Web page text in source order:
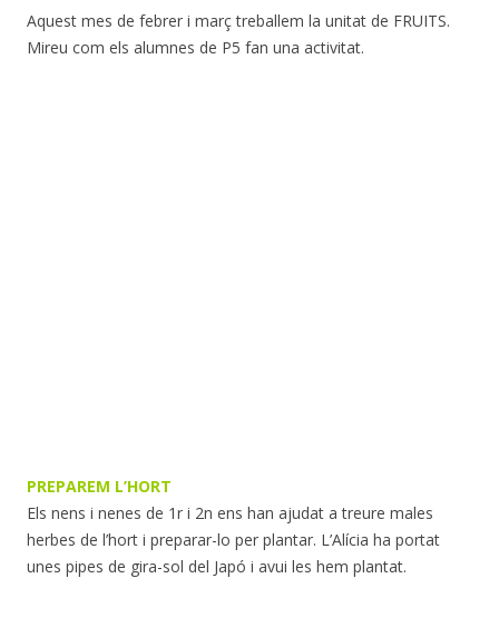
Aquest mes de febrer i març treballem la unitat de FRUITS.
Mireu com els alumnes de P5 fan una activitat.
PREPAREM L’HORT
Els nens i nenes de 1r i 2n ens han ajudat a treure males
herbes de l’hort i preparar-lo per plantar. L’Alícia ha portat
unes pipes de gira-sol del Japó i avui les hem plantat.